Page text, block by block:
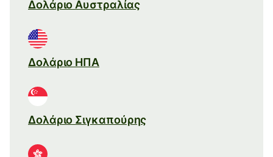
Δολάριο Αυστραλίας
Δολάριο ΗΠΑ
Δολάριο Σιγκαπούρης